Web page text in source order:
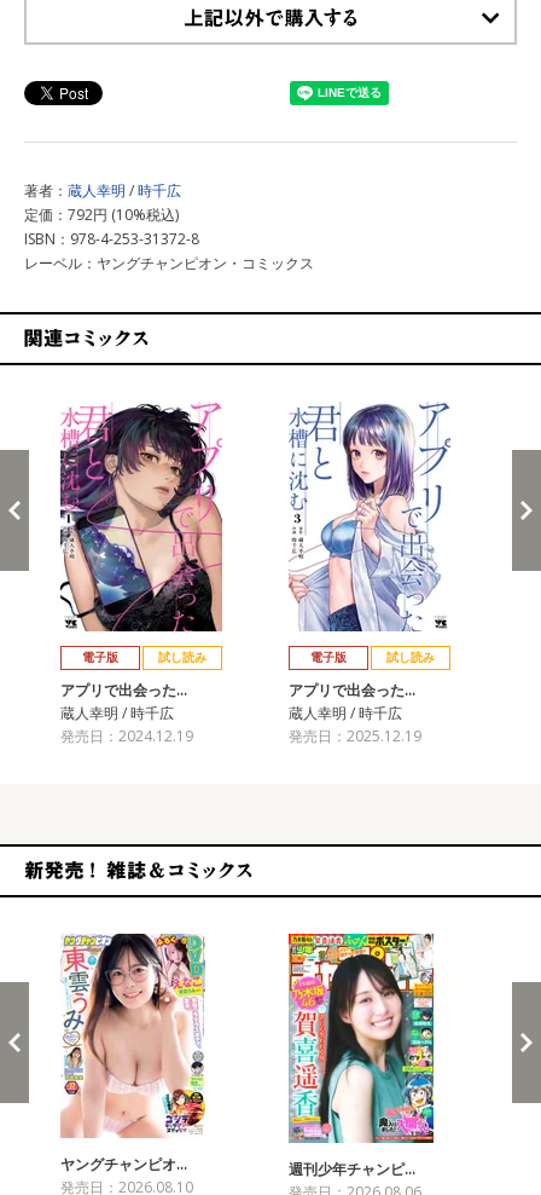
著者： 蔵人幸明 /時千広
定価：792円 (10%税込)
ISBN：978-4-253-31372-8
レーベル：ヤングチャンピオン・コミックス
電子版 試し読み
アプリで出会った…
蔵人幸明 / 時千広
発売日：2024.12.19
電子版 試し読み
アプリで出会った…
蔵人幸明 / 時千広
発売日：2025.12.19
ヤングチャンピオ…
発売日：2026.08.10
週刊少年チャンピ…